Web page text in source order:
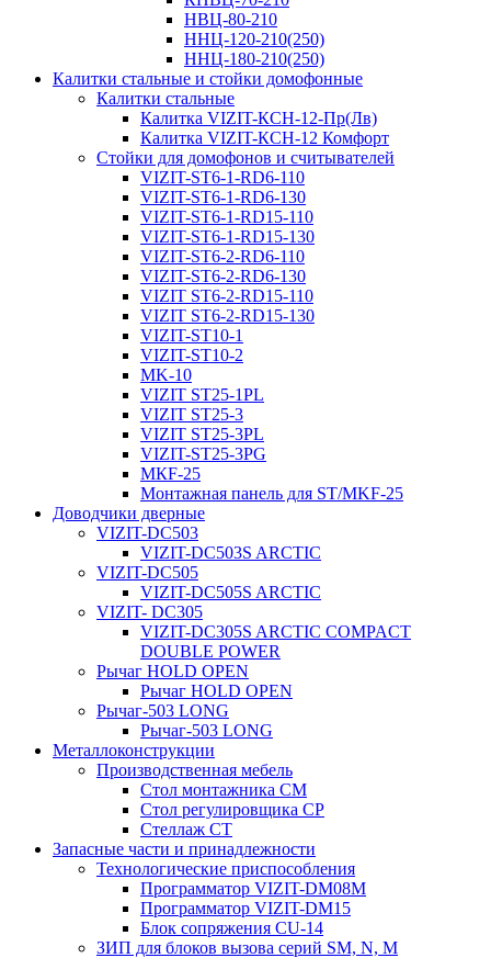
НВЦ-80-210
ННЦ-120-210(250)
ННЦ-180-210(250)
Калитки стальные и стойки домофонные
Калитки стальные
Калитка VIZIT-КСН-12-Пр(Лв)
Калитка VIZIT-КСН-12 Комфорт
Стойки для домофонов и считывателей
VIZIT-ST6-1-RD6-110
VIZIT-ST6-1-RD6-130
VIZIT-ST6-1-RD15-110
VIZIT-ST6-1-RD15-130
VIZIT-ST6-2-RD6-110
VIZIT-ST6-2-RD6-130
VIZIT ST6-2-RD15-110
VIZIT ST6-2-RD15-130
VIZIT-ST10-1
VIZIT-ST10-2
MK-10
VIZIT ST25-1PL
VIZIT ST25-3
VIZIT ST25-3PL
VIZIT-ST25-3PG
МКF-25
Монтажная панель для ST/MKF-25
Доводчики дверные
VIZIT-DC503
VIZIT-DC503S ARCTIC
VIZIT-DC505
VIZIT-DC505S ARCTIC
VIZIT- DC305
VIZIT-DC305S ARCTIC COMPACT
DOUBLE POWER
Рычаг HOLD OPEN
Рычаг HOLD OPEN
Рычаг-503 LONG
Рычаг-503 LONG
Металлоконструкции
Производственная мебель
Стол монтажника СМ
Стол регулировщика СР
Стеллаж СТ
Запасные части и принадлежности
Технологические приспособления
Программатор VIZIT-DM08M
Программатор VIZIT-DM15
Блок сопряжения CU-14
ЗИП для блоков вызова серий SM, N, M